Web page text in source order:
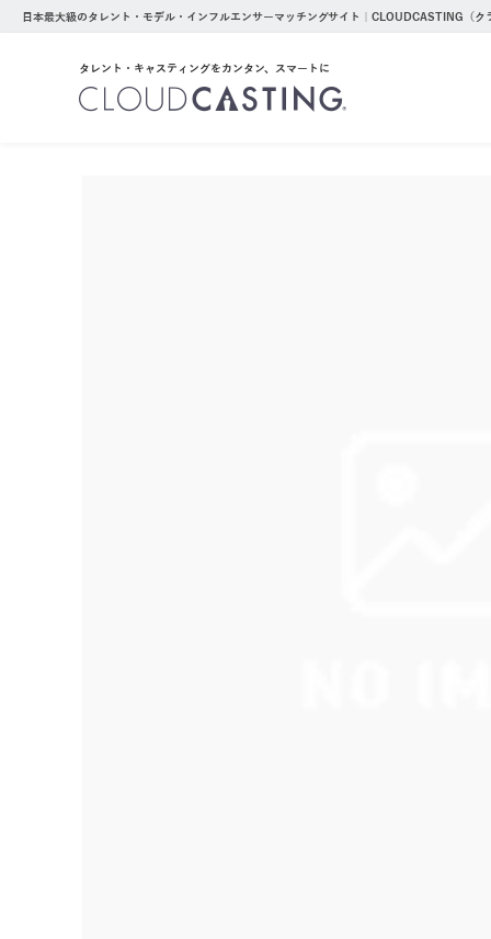
日本最大級のタレント・モデル・インフルエンサーマッチングサイト｜CLOUDCASTING（ク
タレント・キャスティングをカンタン、スマートに